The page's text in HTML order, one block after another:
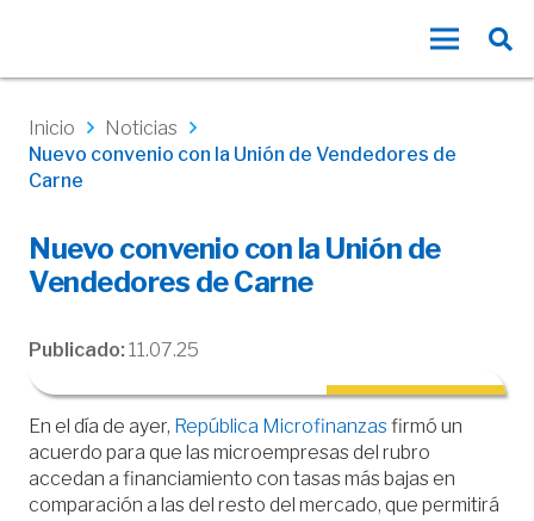
Inicio
Noticias
Nuevo convenio con la Unión de Vendedores de
Carne
Nuevo convenio con la Unión de
Vendedores de Carne
Publicado: 11.07.25
En el día de ayer, República Microfinanzasfirmó un
acuerdo para que las microempresas del rubro
accedan a financiamiento con tasas más bajas en
comparación a las del resto del mercado, que permitirá